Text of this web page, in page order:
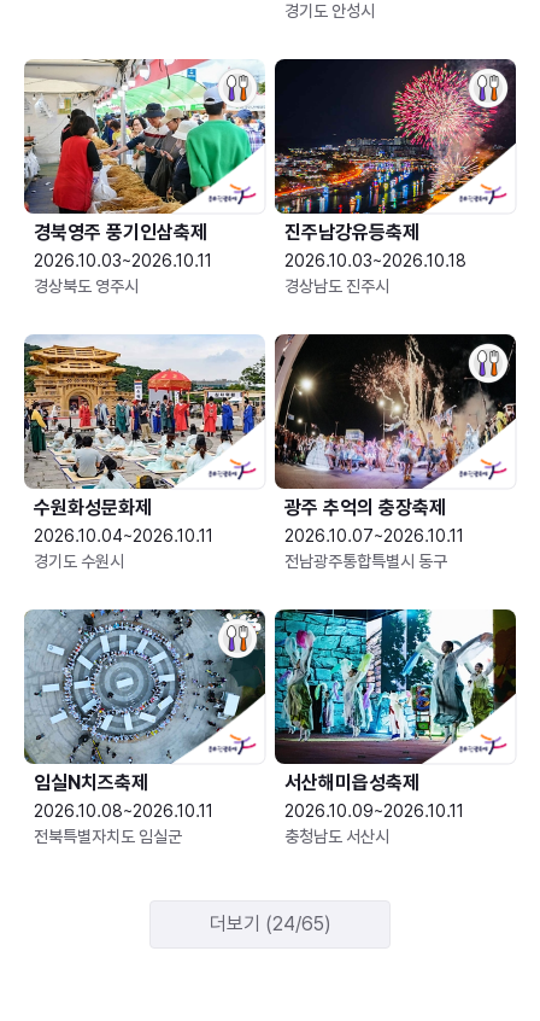
경기도 안성시
경북영주 풍기인삼축제
2026.10.03~2026.10.11
경상북도 영주시
진주남강유등축제
2026.10.03~2026.10.18
경상남도 진주시
수원화성문화제
2026.10.04~2026.10.11
경기도 수원시
광주 추억의 충장축제
2026.10.07~2026.10.11
전남광주통합특별시 동구
임실N치즈축제
2026.10.08~2026.10.11
전북특별자치도 임실군
서산해미읍성축제
2026.10.09~2026.10.11
충청남도 서산시
더보기 (24/65)